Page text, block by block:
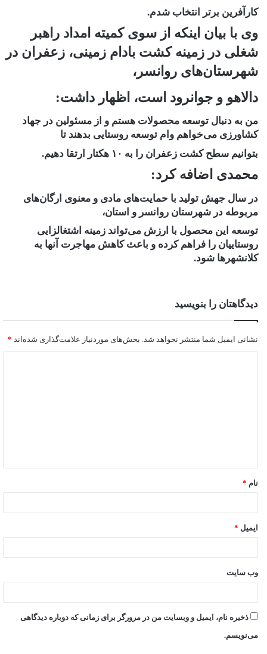
کارآفرین برتر انتخاب شدم.
وی با بیان اینکه از سوی کمیته امداد راهبر
شغلی در زمینه کشت بادام زمینی، زعفران در
شهرستان‌های روانسر،
دالاهو و جوانرود است، اظهار داشت:
من به دنبال توسعه محصولات هستم و از مسئولین در جهاد
کشاورزی می‌خواهم وام توسعه روستایی بدهند تا
بتوانیم سطح کشت زعفران را به ۱۰ هکتار ارتقا دهیم.
محمدی اضافه کرد:
در سال جهش تولید با حمایت‌های مادی و معنوی ارگان‌های
مربوطه در شهرستان روانسر و استان،
توسعه این محصول با ارزش می‌تواند زمینه اشتغالزایی
روستاییان را فراهم کرده و باعث کاهش مهاجرت آنها به
کلانشهرها شود.
دیدگاهتان را بنویسید
نشانی ایمیل شما منتشر نخواهد شد. بخش‌های موردنیاز علامت‌گذاری شده‌اند *
نام *
ایمیل *
وب‌ سایت
ذخیره نام، ایمیل و وبسایت من در مرورگر برای زمانی که دوباره دیدگاهی
می‌نویسم.